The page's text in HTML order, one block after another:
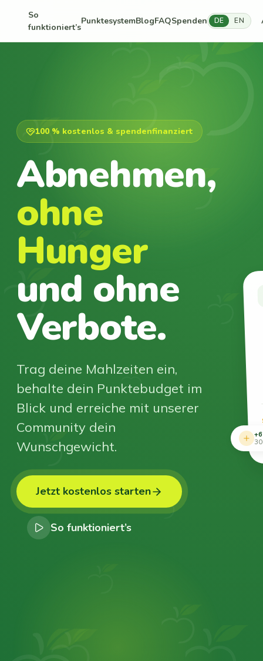
So
funktioniert’s
PunktesystemBlogFAQSpenden DE EN
100 % kostenlos & spendenfinanziert
Abnehmen,
ohne
Hunger
und ohne
Verbote.
Trag deine Mahlzeiten ein,
behalte dein Punktebudget im
Blick und erreiche mit unserer
Community dein
Wunschgewicht.
Jetzt kostenlos starten
So funktioniert’s